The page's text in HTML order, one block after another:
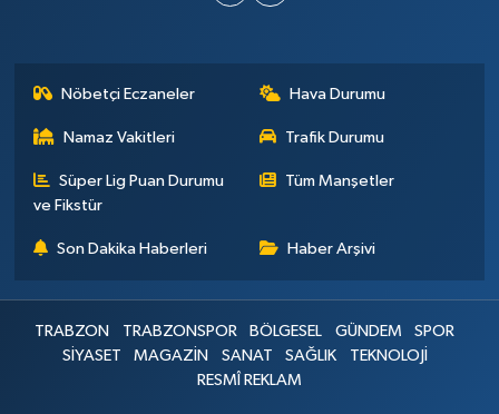
Nöbetçi Eczaneler Hava Durumu
Namaz Vakitleri Trafik Durumu
Süper Lig Puan Durumu
ve Fikstür
Tüm Manşetler
Son Dakika Haberleri Haber Arşivi
TRABZON TRABZONSPOR BÖLGESEL GÜNDEM
SPOR
SİYASET
MAGAZİN SANAT SAĞLIK
TEKNOLOJİ
RESMÎ REKLAM